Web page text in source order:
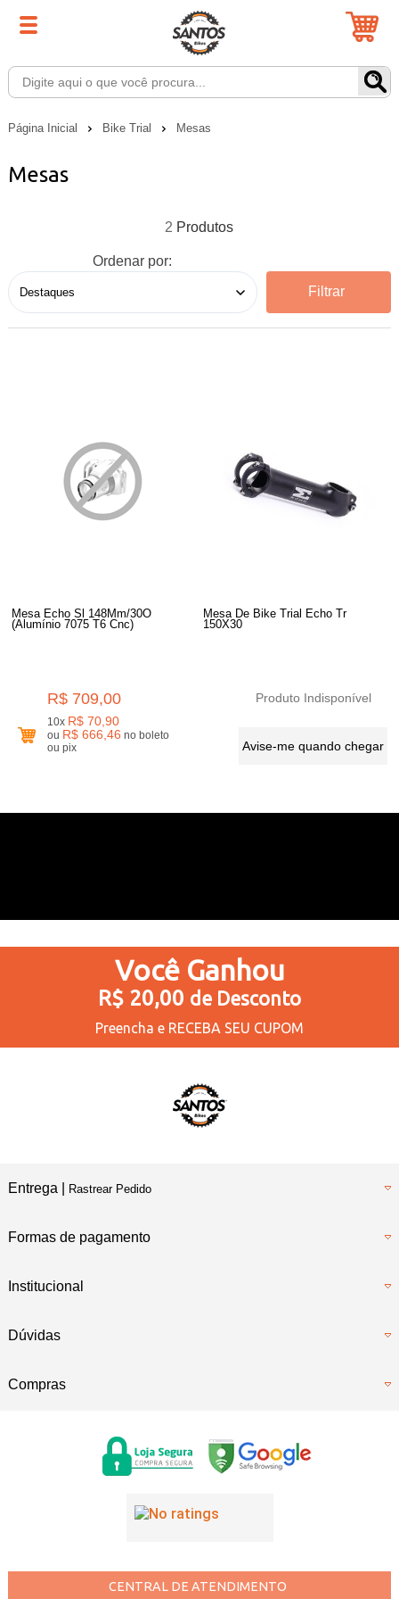
Página Inicial Bike Trial Mesas
Mesas
2
Ordenar por:
Filtrar
Mesa Echo Sl 148Mm/30O
(Alumínio 7075 T6 Cnc)
R$ 709,00
10x R$ 70,90
ou R$ 666,46 no boleto
ou pix
Mesa De Bike Trial Echo Tr
150X30
Produto Indisponível
Avise-me quando chegar
Você Ganhou
R$ 20,00 de Desconto
Preencha e RECEBA SEU CUPOM
Entrega | Rastrear Pedido
Formas de pagamento
Institucional
Dúvidas
Compras
CENTRAL DE ATENDIMENTO